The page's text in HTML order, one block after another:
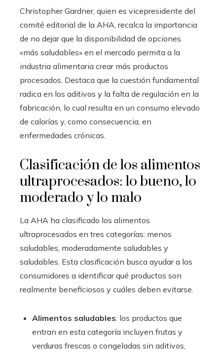
Christopher Gardner, quien es vicepresidente del
comité editorial de la AHA, recalca la importancia
de no dejar que la disponibilidad de opciones
«más saludables» en el mercado permita a la
industria alimentaria crear más productos
procesados. Destaca que la cuestión fundamental
radica en los aditivos y la falta de regulación en la
fabricación, lo cual resulta en un consumo elevado
de calorías y, como consecuencia, en
enfermedades crónicas.
Clasificación de los alimentos
ultraprocesados: lo bueno, lo
moderado y lo malo
La AHA ha clasificado los alimentos
ultraprocesados en tres categorías: menos
saludables, moderadamente saludables y
saludables. Esta clasificación busca ayudar a los
consumidores a identificar qué productos son
realmente beneficiosos y cuáles deben evitarse.
Alimentos saludables: los productos que
entran en esta categoría incluyen frutas y
verduras frescas o congeladas sin aditivos,